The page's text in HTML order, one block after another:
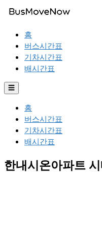
홈
버스시간표
기차시간표
배시간표
☰
홈
버스시간표
기차시간표
배시간표
한내시온아파트